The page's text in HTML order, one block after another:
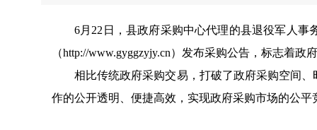
6月22日，县政府采购中心代理的县退役军人事
（http://www.gyggzyjy.cn）发布采购公告，标志着
相比传统政府采购交易，打破了政府采购空间
作的公开透明、便捷高效，实现政府采购市场的公平